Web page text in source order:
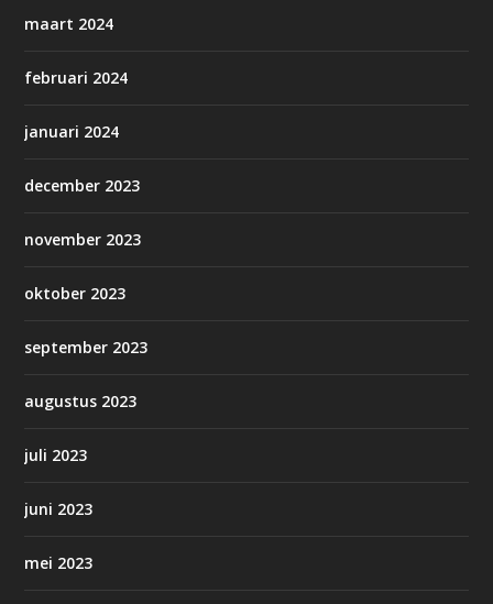
maart 2024
februari 2024
januari 2024
december 2023
november 2023
oktober 2023
september 2023
augustus 2023
juli 2023
juni 2023
mei 2023